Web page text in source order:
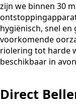
zijn we binnen 30
hygiënisch, snel en
voorkomende
riolering tot harde
beschikbaar in
Direct